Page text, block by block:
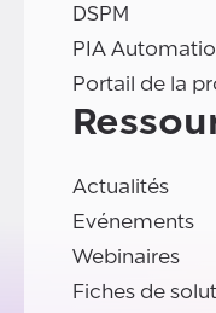
DSPM
PIA
Portail de la
Actualités
Evénements
Webinaires
Fiches de